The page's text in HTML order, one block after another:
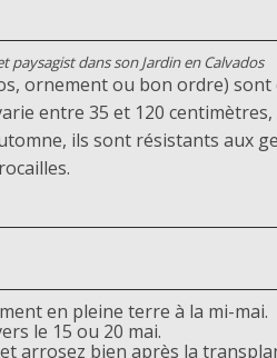
dans son Jardin en Calvados
ornement ou bon ordre)
entre 35 et 120
ils sont résistants
en pleine terre à la mi-mai.
le 15 ou 20 mai.
et arrosez bien après la